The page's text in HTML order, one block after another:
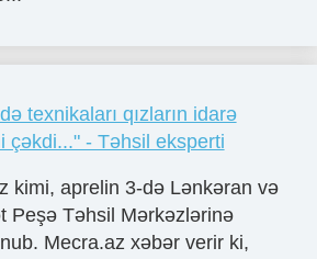
texnikaları qızların idarə
çəkdi..." - Təhsil eksperti
kimi, aprelin 3-də Lənkəran və
Peşə Təhsil Mərkəzlərinə
Mecra.az xəbər verir ki,